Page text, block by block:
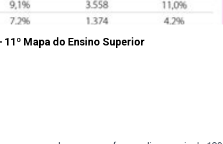
Mapa do Ensino Superior